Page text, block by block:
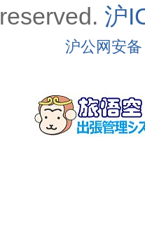
reserved. 沪
沪公网安